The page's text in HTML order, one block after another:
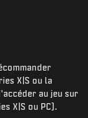
X|S ou la
au jeu sur
X|S ou PC).